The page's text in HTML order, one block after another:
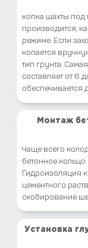
копка шахты
производится,
режиме. Если
копается
тип грунта.
составляет от 6
обеспечивается
Монтаж
Чаще всего
бетонное
Гидроизоляция
цементного
скобирование
Установка